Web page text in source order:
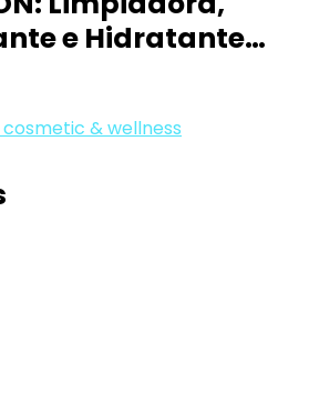
e Hidratante…
cosmetic & wellness